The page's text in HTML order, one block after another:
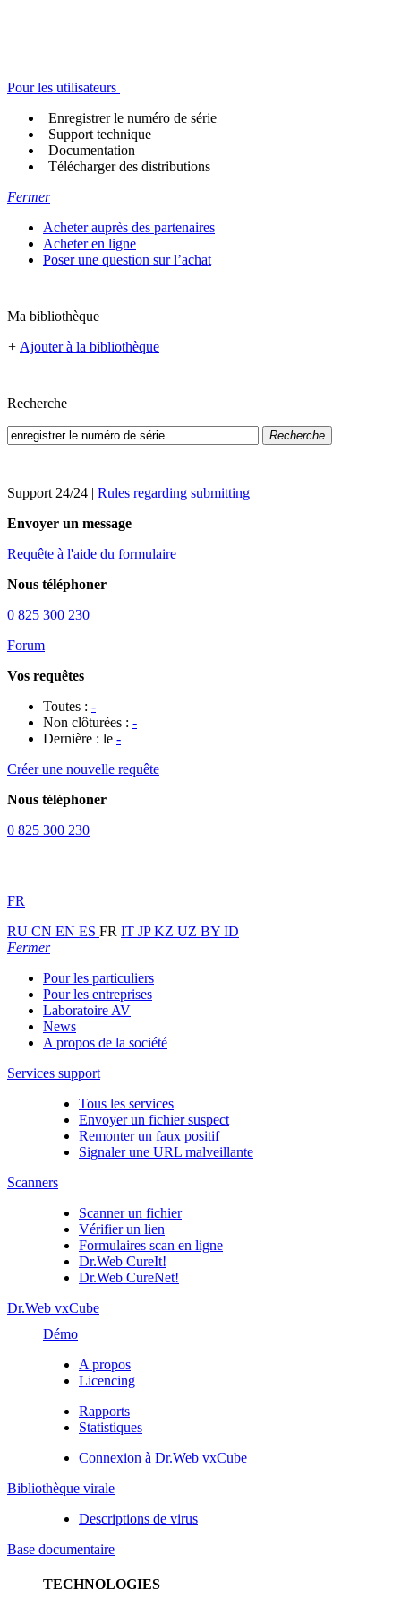
Pour les utilisateurs
Enregistrer le numéro de série
Support technique
Documentation
Télécharger des distributions
Fermer
Acheter auprès des partenaires
Acheter en ligne
Poser une question sur l’achat
Ma bibliothèque
+ Ajouter à la bibliothèque
Recherche
Recherche
Support 24/24 | Rules regarding submitting
Envoyer un message
Requête à l'aide du formulaire
Nous téléphoner
0 825 300 230
Forum
Vos requêtes
Toutes : -
Non clôturées : -
Dernière : le -
Créer une nouvelle requête
Nous téléphoner
0 825 300 230
FR
RU CN EN ES FR IT JPKZ UZ BY ID
Fermer
Pour les particuliers
Pour les entreprises
Laboratoire AV
News
A propos de la société
Services support
Tous les services
Envoyer un fichier suspect
Remonter un faux positif
Signaler une URL malveillante
Scanners
Scanner un fichier
Vérifier un lien
Formulaires scan en ligne
Dr.Web CureIt!
Dr.Web CureNet!
Dr.Web vxCube
Démo
A propos
Licencing
Rapports
Statistiques
Connexion à Dr.Web vxCube
Bibliothèque virale
Descriptions de virus
Base documentaire
TECHNOLOGIES